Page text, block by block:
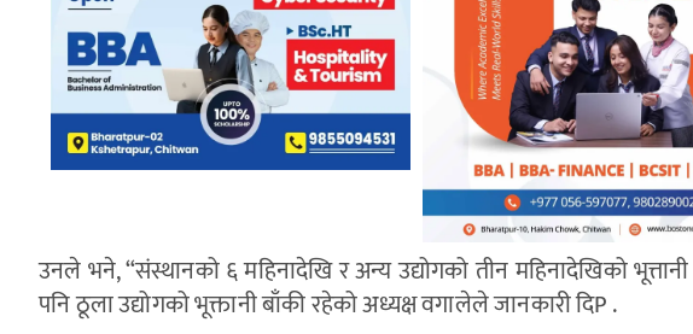
उनले भने, “संस्थानको ६ महिनादेखि र अन्य उद्योगको तीन महिनादेखिको
पनि ठूला उद्योगको भूक्तानी बाँकी रहेको अध्यक्ष वगालेले जानकारी दिP .